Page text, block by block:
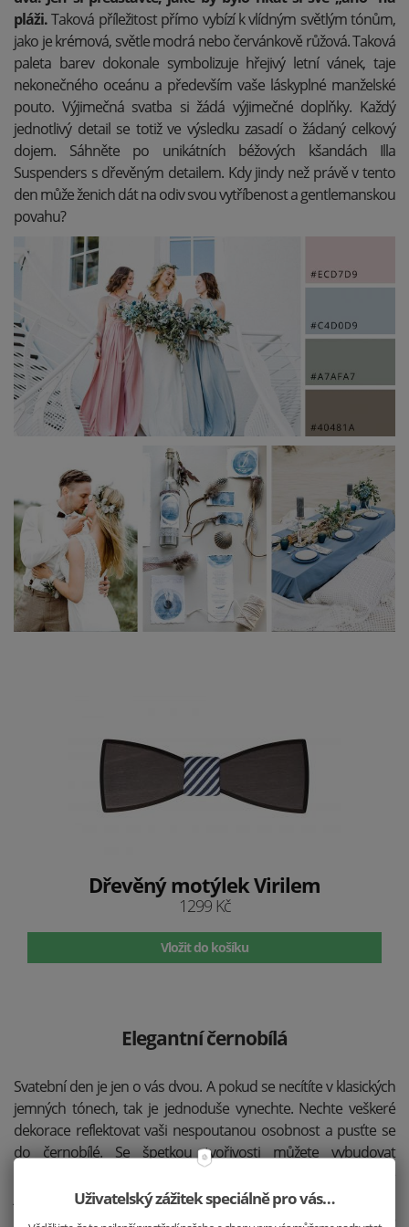
pláži.Taková příležitost přímo vybízí k vlídným světlým tónům,
jako je krémová, světle modrá nebo červánkově růžová. Taková
paleta barev dokonale symbolizuje hřejivý letní vánek, taje
nekonečného oceánu a především vaše láskyplné manželské
pouto. Výjimečná svatba si žádá výjimečné doplňky. Každý
jednotlivý detail se totiž ve výsledku zasadí o žádaný celkový
dojem. Sáhněte po unikátních béžových kšandách Illa
Suspenders s dřevěným detailem. Kdy jindy než právě v tento
den může ženich dát na odiv svou vytříbenost a gentlemanskou
povahu?
Dřevěný motýlek Virilem
1299 Kč
Vložit do košíku
Elegantní černobílá
Svatební den je jen o vás dvou. A pokud se necítíte v klasických
jemných tónech, tak je jednoduše vynechte. Nechte veškeré
dekorace reflektovat vaši nespoutanou osobnost a pusťte se
do černobílé. Se špetkou tvořivosti můžete vybudovat
je černá tak dramatickou barvou, v kombinaci s bílou, dřevem a
kontrastními vzory, dokáže navodit i příjemnou náladu.
Uživatelský zážitek speciálně pro vás…